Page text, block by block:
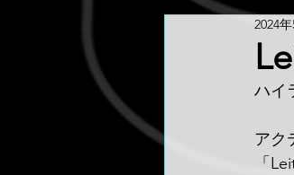
2024
ハイ
アク
「